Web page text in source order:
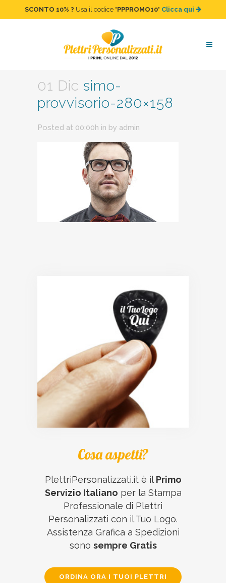
SCONTO 10% ? Usa il codice "PPPROMO10" Clicca qui
simo-provvisorio-280×158
01 Dic simo-
provvisorio-280×158
Posted at 00:00h in by admin
Cosa aspetti?
PlettriPersonalizzati.it è il Primo
Servizio Italiano per la Stampa
Professionale di Plettri
Personalizzati con il Tuo Logo.
Assistenza Grafica a Spedizioni
sono sempre Gratis
ORDINA ORA I TUOI PLETTRI